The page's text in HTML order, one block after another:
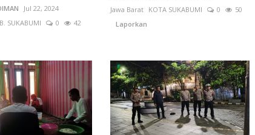
Jul 22, 2024
SUKABUMI 0
42
Jawa Barat
KOTA SUKABUMI 0
50
Laporkan
Wacana Pembentukan Provinsi Kapuas
Raya Kembali Menguat,...
Rahma Brahmana Jul 27, 2026
Kalimantan Barat
KAB. MEMPAWAH
0 29Laporkan